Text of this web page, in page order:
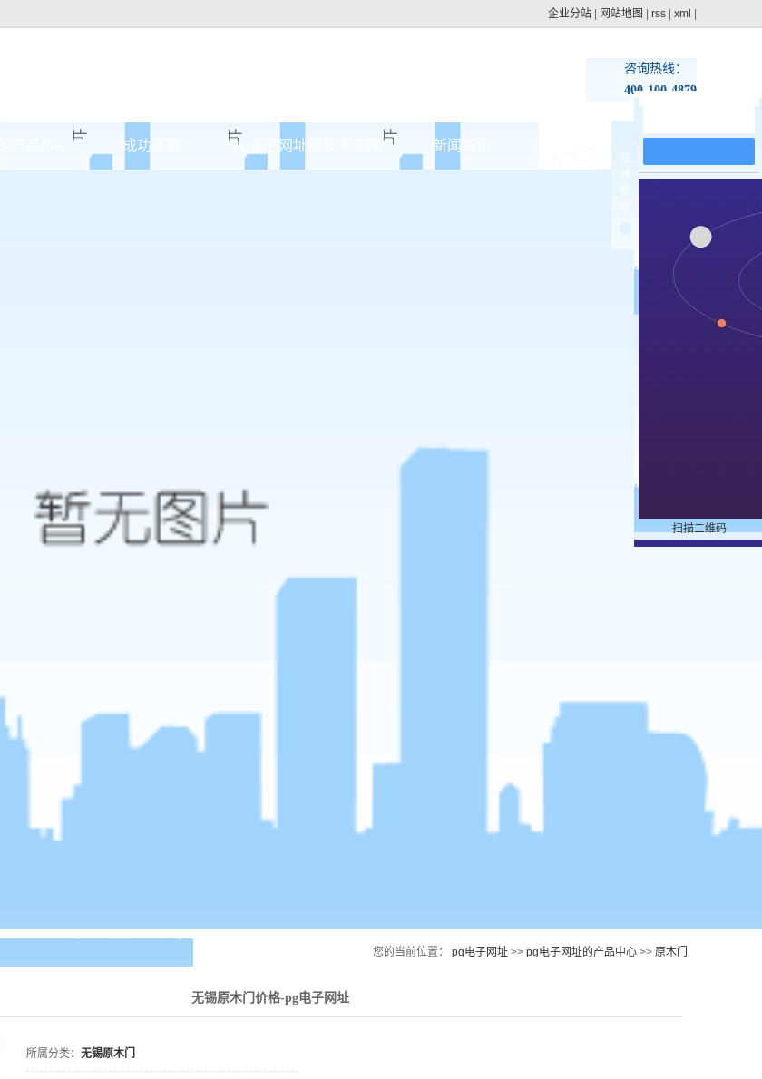
企业分站 网站地图 rss xml
咨询热线：
400-100-4879
产品中心 成功案例 pg电子网址的技术支持 新闻资讯
您的当前位置： pg电子网址 >> pg电子网址的产品中心 >> 原木门
无锡原木门价格-pg电子网址
所属分类： 无锡原木门
在
扫描二维码